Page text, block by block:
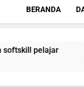
BERANDA
Inovasi: